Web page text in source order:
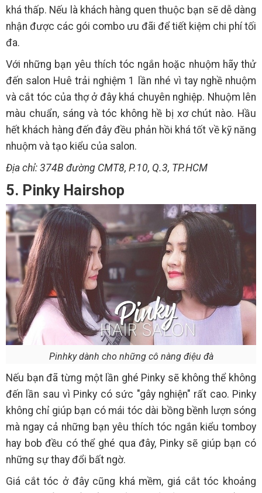
khá thấp. Nếu là khách hàng quen thuộc bạn sẽ dễ dàng
nhận được các gói combo ưu đãi để tiết kiệm chi phí tối
đa.
Với những bạn yêu thích tóc ngắn hoặc nhuộm hãy thử
đến salon Huê trải nghiệm 1 lần nhé vì tay nghề nhuộm
và cắt tóc của thợ ở đây khá chuyên nghiệp. Nhuộm lên
màu chuẩn, sáng và tóc không hề bị xơ chút nào. Hầu
hết khách hàng đến đây đều phản hồi khá tốt về kỹ năng
nhuộm và tạo kiểu của salon.
Địa chỉ: 374B đường CMT8, P.10, Q.3, TP.HCM
5. Pinky Hairshop
Pinhky dành cho những cô nàng điệu đà
Nếu bạn đã từng một lần ghé Pinky sẽ không thể không
đến lần sau vì Pinky có sức "gây nghiện" rất cao. Pinky
không chỉ giúp bạn có mái tóc dài bồng bềnh lượn sóng
mà ngay cả những bạn yêu thích tóc ngắn kiểu tomboy
hay bob đều có thể ghé qua đây, Pinky sẽ giúp bạn có
những sự thay đổi bất ngờ.
Giá cắt tóc ở đây cũng khá mềm, giá cắt tóc khoảng